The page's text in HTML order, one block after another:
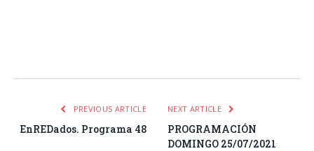
PREVIOUS ARTICLE
EnREDados. Programa 48
NEXT ARTICLE
PROGRAMACIÓN
DOMINGO 25/07/2021